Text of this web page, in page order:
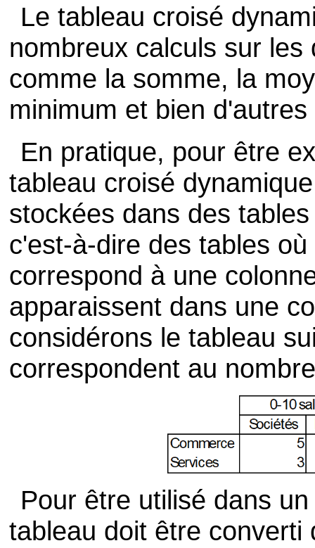
Le tableau croisé
nombreux calculs sur
comme la somme, la
minimum et bien
En pratique, pour être
tableau croisé
stockées dans des
c'est-à-dire des tables
correspond à une
apparaissent dans une
considérons le tableau
correspondent au
Pour être utilisé dans
tableau doit être converti